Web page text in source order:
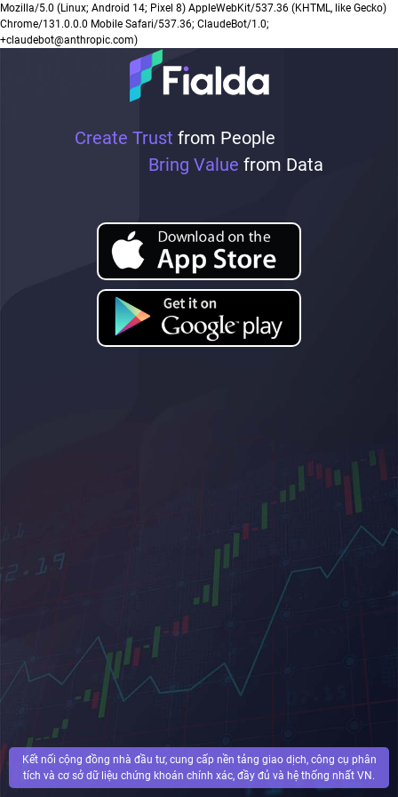
Create Trust from People
Bring Value from Data
Kết nối cộng đồng nhà đầu tư, cung cấp nền tảng giao dịch, công cụ phân
tích và cơ sở dữ liệu chứng khoán chính xác, đầy đủ và hệ thống nhất VN.
Mozilla/5.0 (Linux; Android 14; Pixel 8) AppleWebKit/537.36 (KHTML, like Gecko)
Chrome/131.0.0.0 Mobile Safari/537.36; ClaudeBot/1.0;
+claudebot@anthropic.com)